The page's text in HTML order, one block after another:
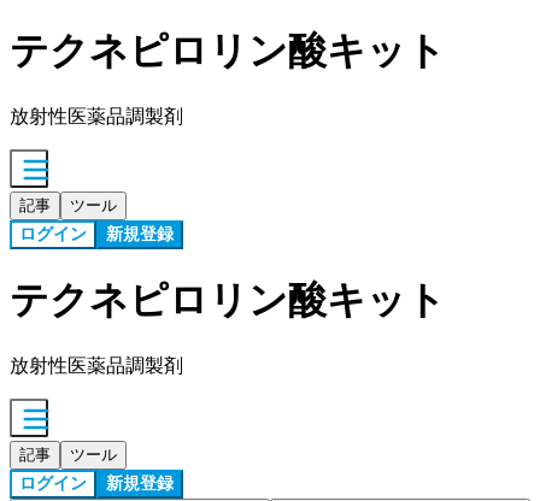
テクネピロリン酸キット
放射性医薬品調製剤
記事 ツール
ログイン 新規登録
テクネピロリン酸キット
放射性医薬品調製剤
記事 ツール
ログイン 新規登録